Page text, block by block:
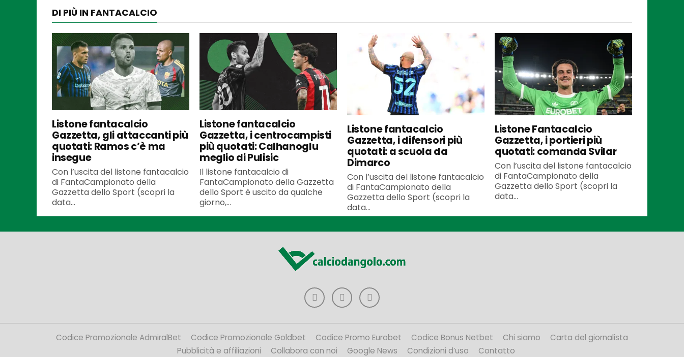
DI PIÙ IN FANTACALCIO
Listone fantacalcio
Gazzetta, gli attaccanti più
quotati: Ramos c’è ma
insegue
Con l’uscita del listone fantacalcio
di FantaCampionato della
Gazzetta dello Sport (scopri la
data...
Listone fantacalcio
Gazzetta, i centrocampisti
più quotati: Calhanoglu
meglio di Pulisic
Il listone fantacalcio di
FantaCampionato della Gazzetta
dello Sport è uscito da qualche
giorno,...
Listone fantacalcio
Gazzetta, i difensori più
quotati: a scuola da
Dimarco
Con l’uscita del listone fantacalcio
di FantaCampionato della
Gazzetta dello Sport (scopri la
data...
Listone Fantacalcio
Gazzetta, i portieri più
quotati: comanda Svilar
Con l’uscita del listone fantacalcio
di FantaCampionato della
Gazzetta dello Sport (scopri la
data...
Codice Promozionale AdmiralBet Codice Promozionale Goldbet Codice Promo Eurobet Codice Bonus Netbet Chi siamo
Carta del giornalista
Pubblicità e affiliazioni
Collabora con noi Google News Condizioni d’uso Contatto